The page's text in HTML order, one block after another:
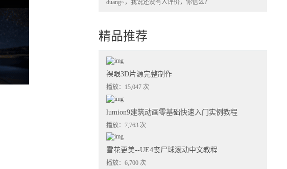
duang~，我说还没有人评价，你信么？
精品推荐
裸眼3D片源完整制作
播放：15,047 次
lumion9建筑动画零基础快速入门实例教程
播放：7,763 次
雪花更美--UE4丧尸球滚动中文教程
播放：6,700 次